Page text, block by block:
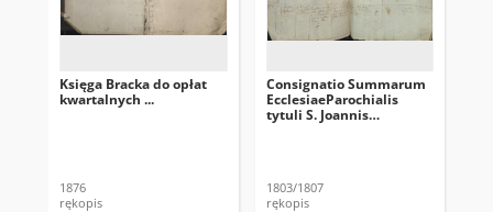
Księga Bracka do opłat
kwartalnych ...
1876
rękopis
Consignatio Summarum
EcclesiaeParochialis
tytuli S. Joannis
1803/1807
rękopis